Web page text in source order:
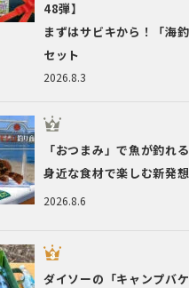
2026.8.3
48弾】
まずはサビキから！「海
セット
2026.8.6
「おつまみ」で魚が釣れ
身近な食材で楽しむ新発
ダイソーの「キャンプバ